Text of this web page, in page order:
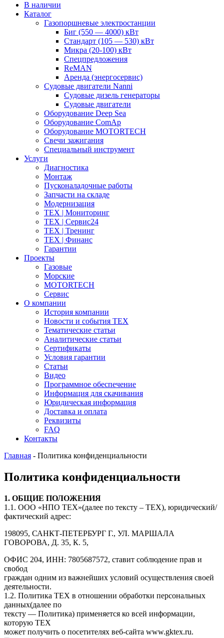
В наличии
Каталог
Газопоршневые электростанции
Биг (550 — 4000) кВт
Стандарт (105 — 530) кВт
Микра (20-100) кВт
Спецпредложения
ReMAN
Аренда (энергосервис)
Судовые двигатели Nanni
Судовые дизель генераторы
Судовые двигатели
Оборудование Deep Sea
Оборудование ComAp
Оборудование MOTORTECH
Свечи зажигания
Специальный инструмент
Услуги
Диагностика
Монтаж
Пусконаладочные работы
Запчасти на складе
Модернизация
ТЕХ | Мониторинг
ТЕХ | Сервис24
ТЕХ | Тренинг
ТЕХ | Финанс
Гарантии
Проекты
Газовые
Морские
MOTORTECH
Сервис
О компании
История компании
Новости и события ТЕХ
Тематические статьи
Аналитические статьи
Сертификаты
Условия гарантии
Статьи
Видео
Программное обеспечение
Информация для скачивания
Юридическая информация
Доставка и оплата
Реквизиты
FAQ
Контакты
Главная - Политика конфиденциальности
Политика конфиденциальности
1. ОБЩИЕ ПОЛОЖЕНИЯ
1.1. ООО «НПО ТЕХ»(далее по тексту – ТЕХ), юридический/
фактический адрес:
198095, САНКТ-ПЕТЕРБУРГ Г., УЛ. МАРШАЛА
ГОВОРОВА, Д. 35, К. 5,
ОФИС 204, ИНН: 7805687572, ставит соблюдение прав и
свобод
граждан одним из важнейших условий осуществления своей
деятельности.
1.2. Политика ТЕХ в отношении обработки персональных
данных(далее по
тексту — Политика) применяется ко всей информации,
которую ТЕХ
может получить о посетителях веб-сайта www.gktex.ru.